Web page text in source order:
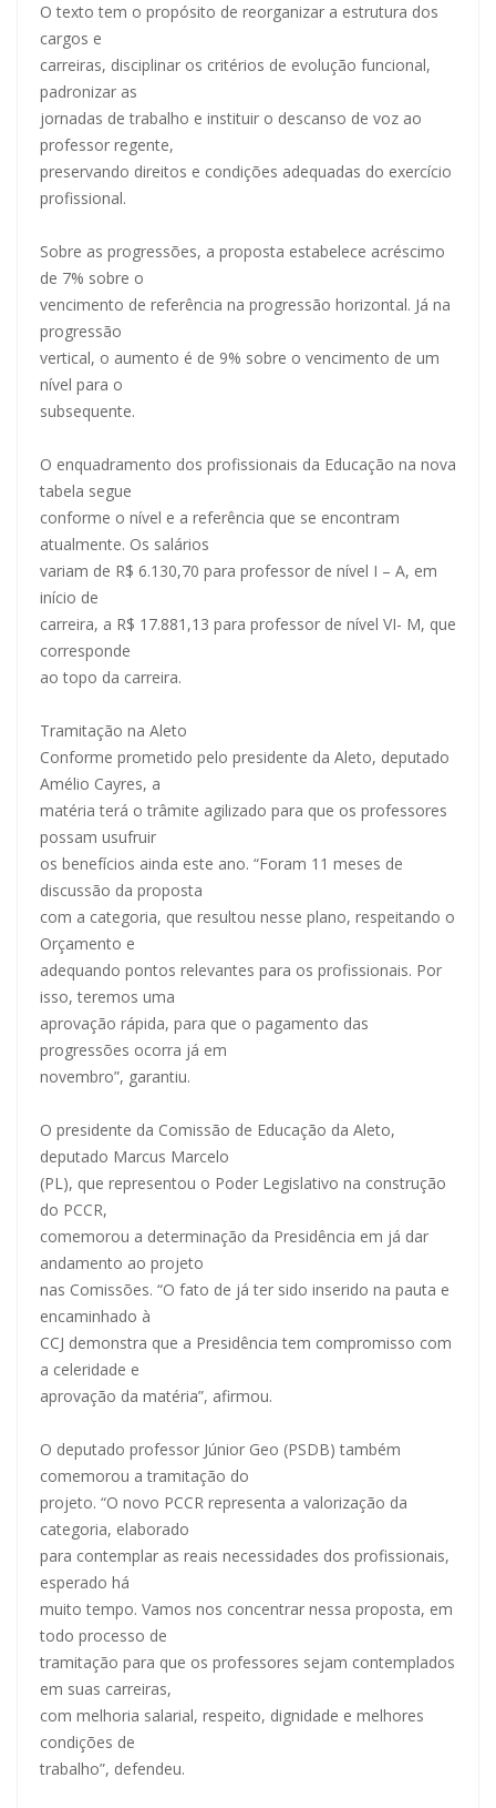
O texto tem o propósito de reorganizar a estrutura dos
cargos e
carreiras, disciplinar os critérios de evolução funcional,
padronizar as
jornadas de trabalho e instituir o descanso de voz ao
professor regente,
preservando direitos e condições adequadas do exercício
profissional.
Sobre as progressões, a proposta estabelece acréscimo
de 7% sobre o
vencimento de referência na progressão horizontal. Já na
progressão
vertical, o aumento é de 9% sobre o vencimento de um
nível para o
subsequente.
O enquadramento dos profissionais da Educação na nova
tabela segue
conforme o nível e a referência que se encontram
atualmente. Os salários
variam de R$ 6.130,70 para professor de nível I – A, em
início de
carreira, a R$ 17.881,13 para professor de nível VI- M, que
corresponde
ao topo da carreira.
Tramitação na Aleto
Conforme prometido pelo presidente da Aleto, deputado
Amélio Cayres, a
matéria terá o trâmite agilizado para que os professores
possam usufruir
os benefícios ainda este ano. “Foram 11 meses de
discussão da proposta
com a categoria, que resultou nesse plano, respeitando o
Orçamento e
adequando pontos relevantes para os profissionais. Por
isso, teremos uma
aprovação rápida, para que o pagamento das
progressões ocorra já em
novembro”, garantiu.
O presidente da Comissão de Educação da Aleto,
deputado Marcus Marcelo
(PL), que representou o Poder Legislativo na construção
do PCCR,
comemorou a determinação da Presidência em já dar
andamento ao projeto
nas Comissões. “O fato de já ter sido inserido na pauta e
encaminhado à
CCJ demonstra que a Presidência tem compromisso com
a celeridade e
aprovação da matéria”, afirmou.
O deputado professor Júnior Geo (PSDB) também
comemorou a tramitação do
projeto. “O novo PCCR representa a valorização da
categoria, elaborado
para contemplar as reais necessidades dos profissionais,
esperado há
muito tempo. Vamos nos concentrar nessa proposta, em
todo processo de
tramitação para que os professores sejam contemplados
em suas carreiras,
com melhoria salarial, respeito, dignidade e melhores
condições de
trabalho”, defendeu.